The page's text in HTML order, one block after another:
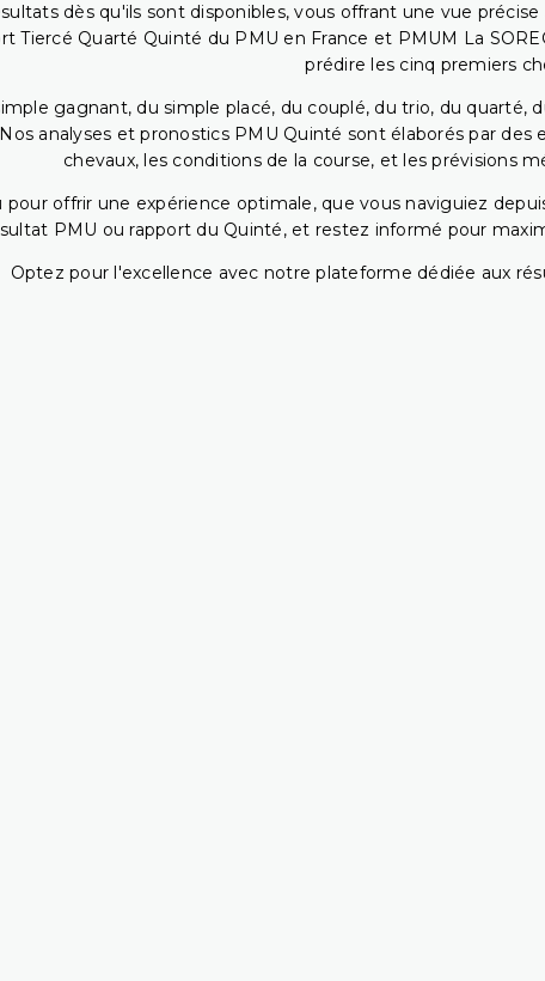
dès qu'ils sont disponibles, vous offrant une vue
Tiercé Quarté Quinté du PMU en France et PMUM La
prédire les cinq premiers
gagnant, du simple placé, du couplé, du trio, du
analyses et pronostics PMU Quinté sont élaborés par
chevaux, les conditions de la course, et les prévisions
pour offrir une expérience optimale, que vous naviguiez
PMU ou rapport du Quinté, et restez informé pour
Optez pour l'excellence avec notre plateforme dédiée aux